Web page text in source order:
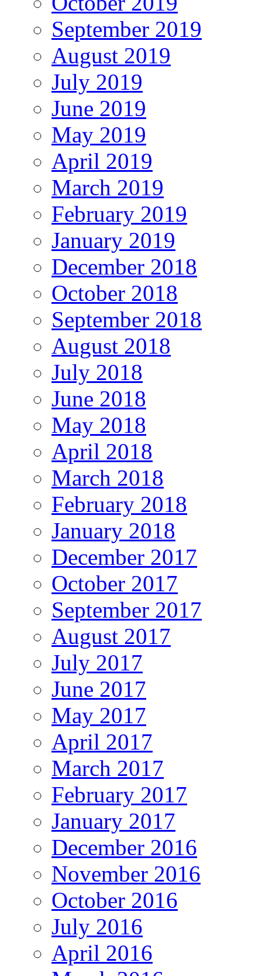
September 2019
August 2019
July 2019
June 2019
May 2019
April 2019
March 2019
February 2019
January 2019
December 2018
October 2018
September 2018
August 2018
July 2018
June 2018
May 2018
April 2018
March 2018
February 2018
January 2018
December 2017
October 2017
September 2017
August 2017
July 2017
June 2017
May 2017
April 2017
March 2017
February 2017
January 2017
December 2016
November 2016
October 2016
July 2016
April 2016